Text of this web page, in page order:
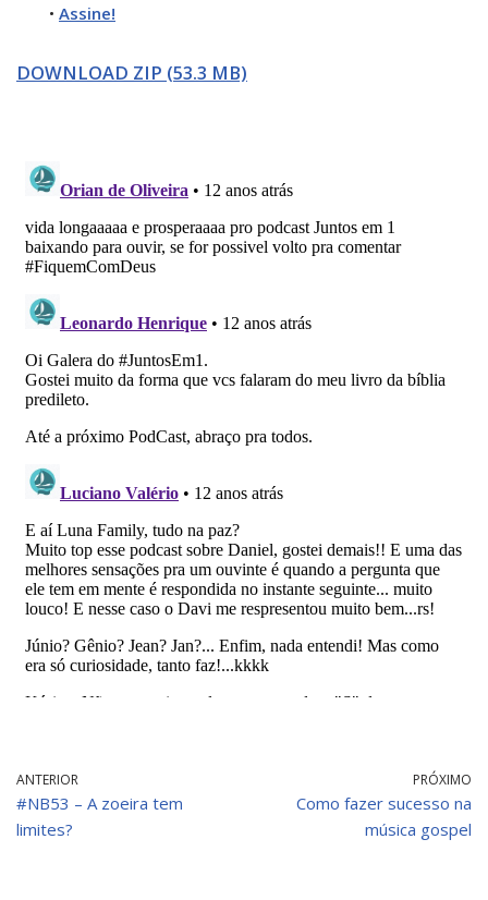
• Assine!
DOWNLOAD ZIP (53.3 MB)
ANTERIOR
#NB53 – A zoeira tem
limites?
PRÓXIMO
Como fazer sucesso na
música gospel